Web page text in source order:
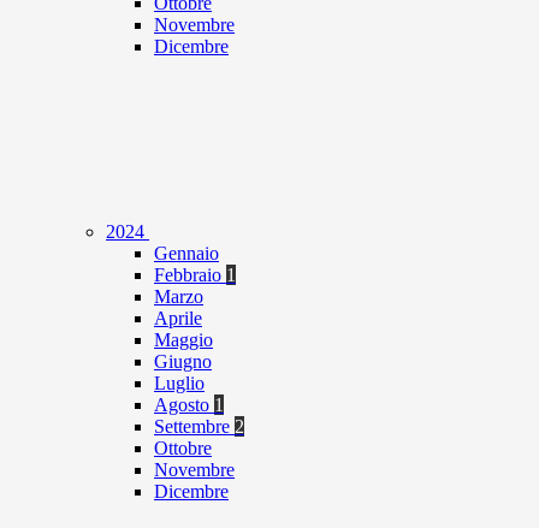
Novembre
Dicembre
2024
Gennaio
Febbraio 1
Marzo
Aprile
Maggio
Giugno
Luglio
Agosto 1
Settembre 2
Ottobre
Novembre
Dicembre